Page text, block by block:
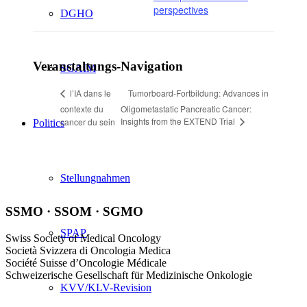
DGHO
SGAIM
Politics
Stellungnahmen
SPAP
KVV/KLV-Revision
perspectives
Veranstaltungs-Navigation
l’IA dans le
contexte du
cancer du sein
Tumorboard-Fortbildung: Advances in
Oligometastatic Pancreatic Cancer:
Insights from the EXTEND Trial
SSMO · SSOM · SGMO
Swiss Society of Medical Oncology
Società Svizzera di Oncologia Medica
Société Suisse d’Oncologie Médicale
Schweizerische Gesellschaft für Medizinische Onkologie